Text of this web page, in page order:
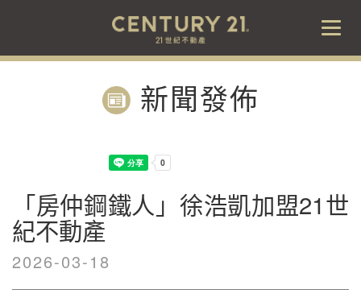
新聞發佈
「房仲鋼鐵人」徐浩凱加盟21世
紀不動產
2026-03-18